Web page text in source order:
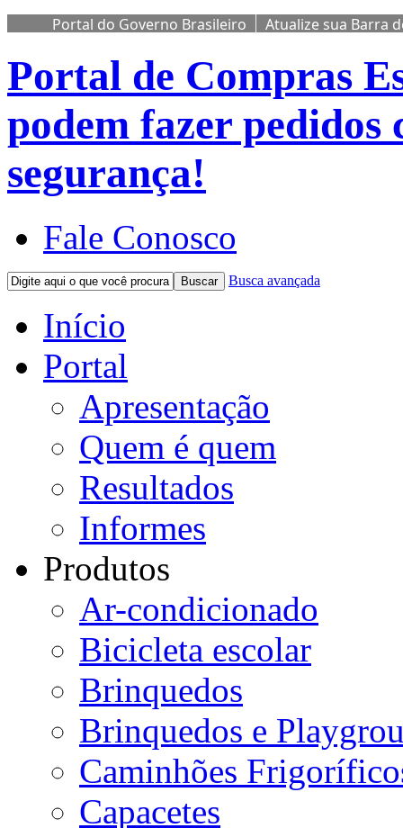
Portal do Governo Brasileiro Atualize sua Barra
Portal de Compras
podem fazer pedidos
segurança!
Fale Conosco
Buscar Busca avançada
Início
Portal
Apresentação
Quem é quem
Resultados
Informes
Produtos
Ar-condicionado
Bicicleta escolar
Brinquedos
Brinquedos e
Caminhões
Capacetes